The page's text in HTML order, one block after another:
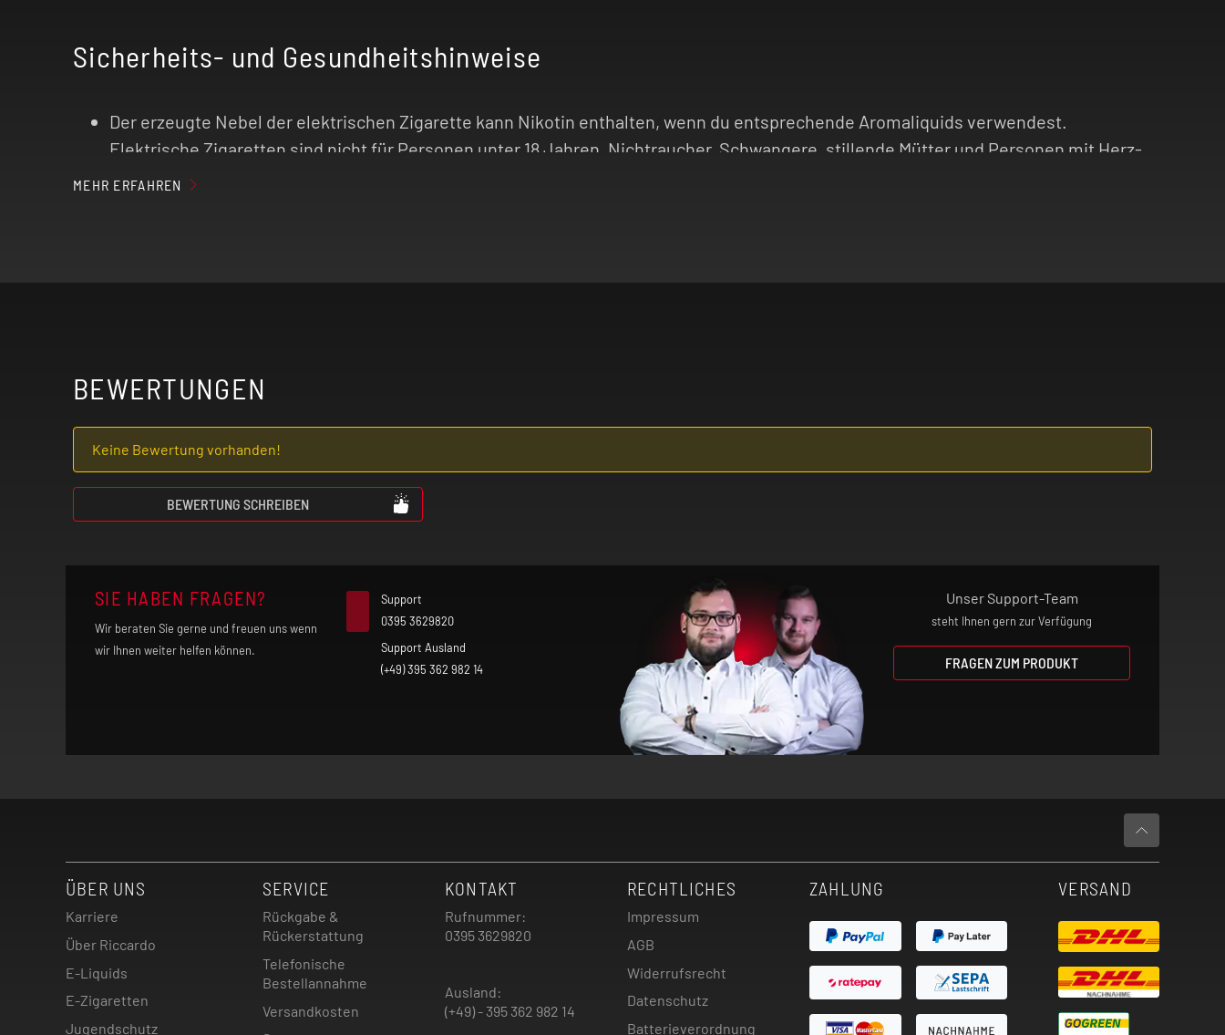
Sicherheits- und Gesundheitshinweise
Der erzeugte Nebel der elektrischen Zigarette kann Nikotin enthalten, wenn du entsprechende Aromaliquids verwendest.
Elektrische Zigaretten sind nicht für Personen unter 18 Jahren, Nichtraucher, Schwangere, stillende Mütter und Personen mit Herz-
Kreislauf-Erkrankungen (kardiovaskuläre Erkrankungen) geeignet!
Unsere Produkte sind keine Nikotin-Entwöhnungsmittel! Wenn du dir den Nikotin-Konsum abgewöhnen willst, wendest du dich
bitte an deinen Arzt oder Apotheker.
Elektrische Zigaretten sind kein Spielzeug! Bewahre daher das Gerät und die Aromaliquids absolut unzugänglich für Kinder auf!
MEHR ERFAHREN
BEWERTUNGEN
Keine Bewertung vorhanden!
BEWERTUNG SCHREIBEN
SIE HABEN FRAGEN?
Wir beraten Sie gerne und freuen uns wenn
wir Ihnen weiter helfen können.
Support
0395 3629820
Support Ausland
(+49) 395 362 982 14
Unser Support-Team
steht Ihnen gern zur Verfügung
FRAGEN ZUM PRODUKT
ÜBER UNS
Karriere
Über Riccardo
E-Liquids
E-Zigaretten
Jugendschutz
SERVICE
Rückgabe &
Rückerstattung
Telefonische
Bestellannahme
Versandkosten
KONTAKT
Rufnummer:
0395 3629820
Ausland:
(+49) - 395 362 982 14
RECHTLICHES
Impressum
AGB
Widerrufsrecht
Datenschutz
Batterieverordnung
ZAHLUNG VERSAND